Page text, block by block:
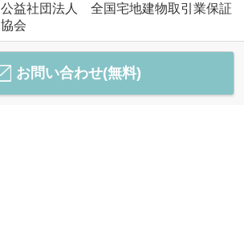
公益社団法人 全国宅地建物取引業保証
協会
お問い合わせ(無料)